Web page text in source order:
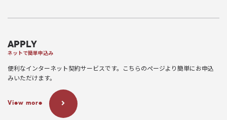
APPLY
ネットで簡単申込み
便利なインターネット契約サービスです。こちらのページより簡単にお申込
みいただけます。
View more